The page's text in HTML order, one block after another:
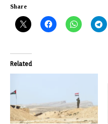
Share
Related